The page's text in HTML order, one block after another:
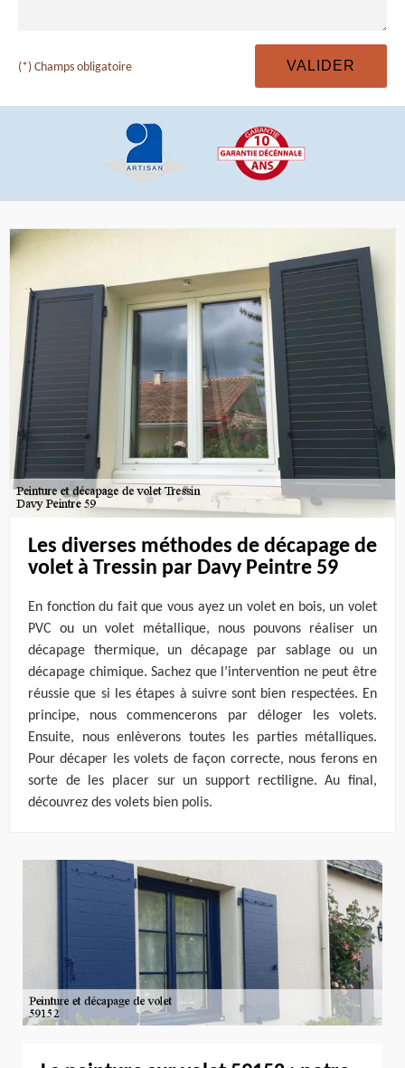
(*) Champs obligatoire
Les diverses méthodes de décapage de
volet à Tressin par Davy Peintre 59
En fonction du fait que vous ayez un volet en bois, un volet
PVC ou un volet métallique, nous pouvons réaliser un
décapage thermique, un décapage par sablage ou un
décapage chimique. Sachez que l’intervention ne peut être
réussie que si les étapes à suivre sont bien respectées. En
principe, nous commencerons par déloger les volets.
Ensuite, nous enlèverons toutes les parties métalliques.
Pour décaper les volets de façon correcte, nous ferons en
sorte de les placer sur un support rectiligne. Au final,
découvrez des volets bien polis.